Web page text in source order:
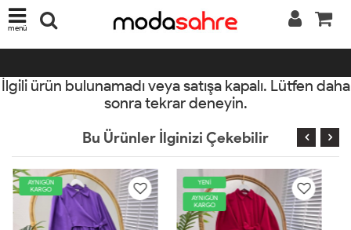
menü
İlgili ürün bulunamadı veya satışa kapalı. Lütfen daha
sonra tekrar deneyin.
Bu Ürünler İlginizi Çekebilir
YENİ
AYNIGÜN
KARGO
AYNIGÜN
KARGO